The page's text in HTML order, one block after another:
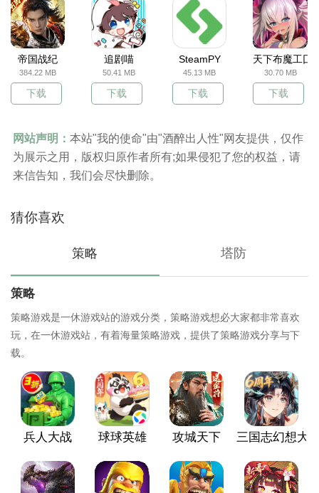
帝国战纪
384.22 MB
下载
追剧喵
50.41 MB
下载
SteamPY
45.13 MB
下载
天下布魔工囗
30.70 MB
下载
网站声明： 本站"我的使命"由"酒醉出人性"网友提供，仅作
为展示之用，版权归原作者所有;如果侵犯了您的权益，请
来信告知，我们会尽快删除。
猜你喜欢
策略 塔防
策略
策略游戏是一休游戏站的游戏分类，策略游戏想必大家都非常喜欢
玩，在一休游戏站，有着海量策略游戏，提供了策略游戏分享与下
载。
兵人大战 球球英雄 攻城天下 三国志幻想大